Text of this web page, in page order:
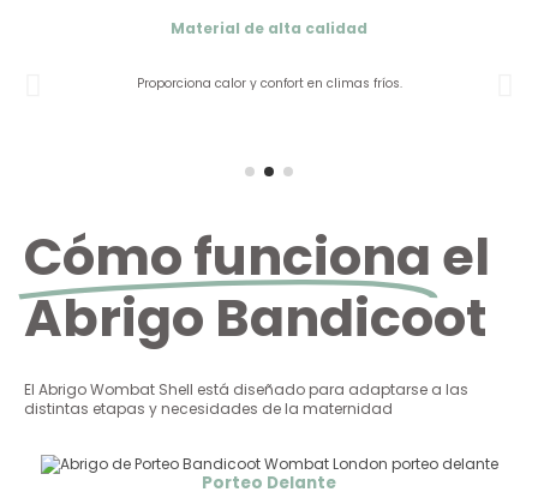
Material de alta calidad
Proporciona calor y confort en climas fríos.
Cómo funciona el
Abrigo Bandicoot
El Abrigo Wombat Shell está diseñado para adaptarse a las
distintas etapas y necesidades de la maternidad
Porteo Delante